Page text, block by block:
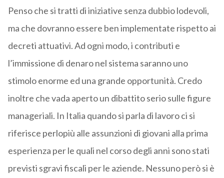
Penso che si tratti di iniziative senza dubbio lodevoli,
ma che dovranno essere ben implementate rispetto ai
decreti attuativi. Ad ogni modo, i contributi e
l’immissione di denaro nel sistema saranno uno
stimolo enorme ed una grande opportunità. Credo
inoltre che vada aperto un dibattito serio sulle figure
manageriali. In Italia quando si parla di lavoro ci si
riferisce perlopiù alle assunzioni di giovani alla prima
esperienza per le quali nel corso degli anni sono stati
previsti sgravi fiscali per le aziende. Nessuno però si è